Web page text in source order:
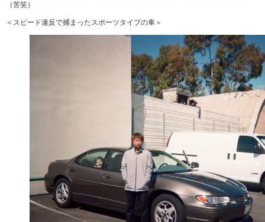
（苦笑）
＜スピード違反で捕まったスポーツタイプの車＞